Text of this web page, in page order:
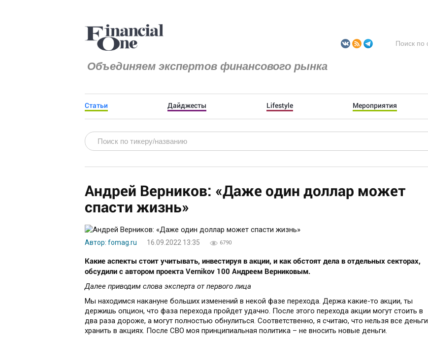
Объединяем экспертов финансового рынка
Статьи Дайджесты Lifestyle Мероприятия
Андрей Верников: «Даже один доллар может
спасти жизнь»
Автор: fomag.ru 16.09.2022 13:35 6790
Какие аспекты стоит учитывать, инвестируя в акции, и как обстоят дела в отдельных секторах,
обсудили с автором проекта Vernikov 100 Андреем Верниковым.
Далее приводим слова эксперта от первого лица
Мы находимся накануне больших изменений в некой фазе перехода. Держа какие-то акции, ты
держишь опцион, что фаза перехода пройдет удачно. После этого перехода акции могут стоить в
два раза дороже, а могут полностью обнулиться. Соответственно, я считаю, что нельзя все деньги
хранить в акциях. После СВО моя принципиальная политика – не вносить новые деньги.